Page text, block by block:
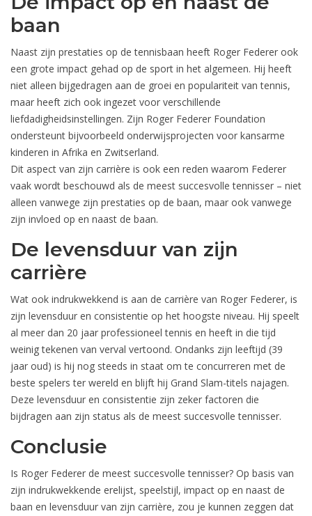
baan
Naast zijn prestaties op de tennisbaan heeft Roger Federer ook
een grote impact gehad op de sport in het algemeen. Hij heeft
niet alleen bijgedragen aan de groei en populariteit van tennis,
maar heeft zich ook ingezet voor verschillende
liefdadigheidsinstellingen. Zijn Roger Federer Foundation
ondersteunt bijvoorbeeld onderwijsprojecten voor kansarme
kinderen in Afrika en Zwitserland.
Dit aspect van zijn carrière is ook een reden waarom Federer
vaak wordt beschouwd als de meest succesvolle tennisser – niet
alleen vanwege zijn prestaties op de baan, maar ook vanwege
zijn invloed op en naast de baan.
De levensduur van zijn
carrière
Wat ook indrukwekkend is aan de carrière van Roger Federer, is
zijn levensduur en consistentie op het hoogste niveau. Hij speelt
al meer dan 20 jaar professioneel tennis en heeft in die tijd
weinig tekenen van verval vertoond. Ondanks zijn leeftijd (39
jaar oud) is hij nog steeds in staat om te concurreren met de
beste spelers ter wereld en blijft hij Grand Slam-titels najagen.
Deze levensduur en consistentie zijn zeker factoren die
bijdragen aan zijn status als de meest succesvolle tennisser.
Conclusie
Is Roger Federer de meest succesvolle tennisser? Op basis van
zijn indrukwekkende erelijst, speelstijl, impact op en naast de
baan en levensduur van zijn carrière, zou je kunnen zeggen dat